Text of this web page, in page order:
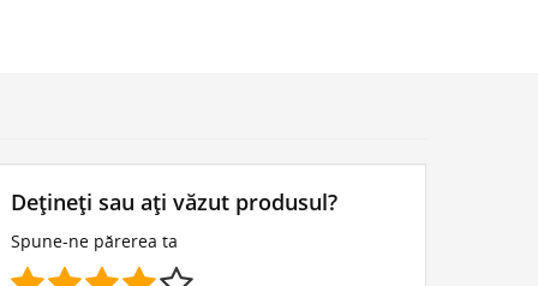
Dețineți sau ați văzut produsul?
Spune-ne părerea ta